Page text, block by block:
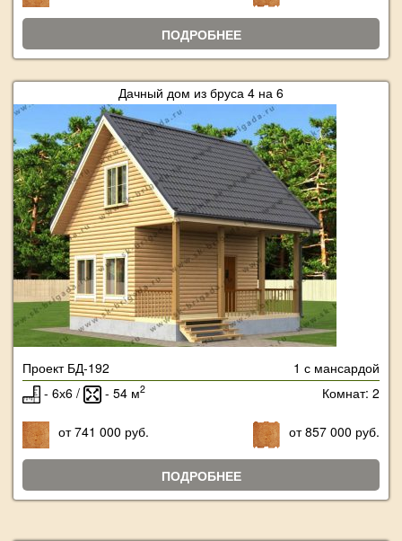
ПОДРОБНЕЕ
Дачный дом из бруса 4 на 6
Проект БД-192
1 с мансардой
- 6х6 /
- 54 м2 Комнат: 2
от 741 000 руб. от 857 000 руб.
ПОДРОБНЕЕ